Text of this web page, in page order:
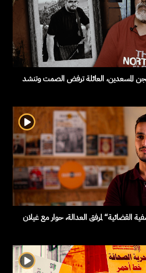
المسعدين، العائلة ترفض الصمت وتنشد
القضائية“ لمرفق العدالة، حوار مع غيلان